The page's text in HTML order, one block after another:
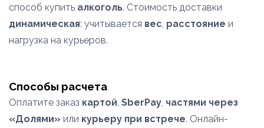
способ купить алкоголь. Стоимость доставки
динамическая: учитывается вес, расстояние и
нагрузка на курьеров.
Способы расчета
Оплатите заказ картой, SberPay, частями через
«Долями» или курьеру при встрече. Онлайн-